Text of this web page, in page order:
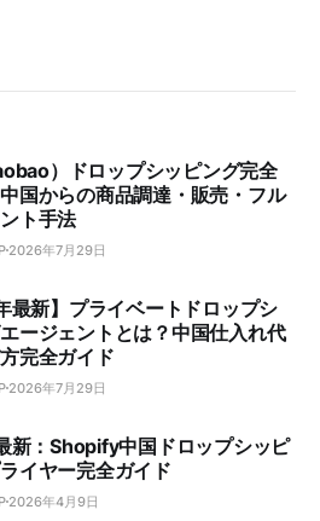
）ドロップシッピング完全
国からの商品調達・販売・フル
ト手法
2026年7月29日
最新】プライベートドロップシ
ージェントとは？中国仕入れ代
完全ガイド
2026年7月29日
新：Shopify中国ドロップシッピ
イヤー完全ガイド
2026年4月9日